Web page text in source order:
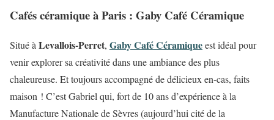
Cafés céramique à Paris : Gaby Café Céramique
Situé à Levallois-Perret, Gaby Café Céramiqueest idéal pour
venir explorer sa créativité dans une ambiance des plus
chaleureuse. Et toujours accompagné de délicieux en-cas, faits
maison ! C’est Gabriel qui, fort de 10 ans d’expérience à la
Manufacture Nationale de Sèvres (aujourd’hui cité de la